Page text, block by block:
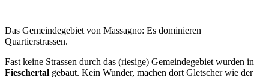
Das Gemeindegebiet von Massagno: Es dominieren
Quartierstrassen.
Fast keine Strassen durch das (riesige) Gemeindegebiet wurden in
Fieschertal gebaut. Kein Wunder, machen dort Gletscher wie der